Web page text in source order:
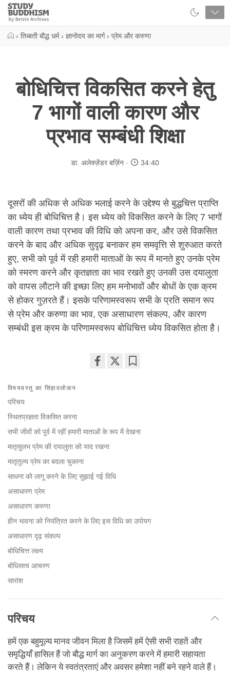
Close
Study
Buddhism
› तिब्बती बौद्ध धर्म › ज्ञानोदय का मार्ग › प्रेम और करुणा
बोधिचित्त विकसित करने हेतु
7 भागों वाली कारण और
प्रभाव सम्बंधी शिक्षा
डा. अलेक्ज़ेंडर बर्ज़िन 34:40
दूसरों की अधिक से अधिक भलाई करने के उद्देश्य से बुद्धचित्त प्राप्ति
का ध्येय ही बोधिचित्त है। इस ध्येय को विकसित करने के लिए 7 भागों
वाली कारण तथा प्रभाव की विधि को अपना कर, और उसे विकसित
करने के बाद और अधिक सुदृढ़ बनाकर हम समवृत्ति से शुरुआत करते
हुए, सभी को पूर्व में रही हमारी माताओं के रूप में मानते हुए उनके प्रेम
को स्मरण करने और कृतज्ञता का भाव रखते हुए उनकी उस दयालुता
को वापस लौटाने की इच्छा लिए हम मनोभावों और बोधों के एक क्रम
से होकर गुज़रते हैं। इसके परिणामस्वरूप सभी के प्रति समान रूप
से प्रेम और करुणा का भाव, एक असाधारण संकल्प, और कारण
सम्बंधी इस क्रम के परिणामस्वरूप बोधिचित्त ध्येय विकसित होता है।
विषयवस्तु का सिंहावलोकन
परिचय
स्थितप्रज्ञता विकसित करना
सभी जीवों को पूर्व में रहीं हमारी माताओं के रूप में देखना
मातृसुलभ प्रेम की दयालुता को याद रखना
मातृतुल्य प्रेम का बदला चुकाना
साधना को लागू करने के लिए सुझाई गई विधि
असाधारण प्रेम
असाधारण करुणा
हीन भावना को नियंत्रित करने के लिए इस विधि का उपोयग
असाधारण दृढ़ संकल्प
बोधिचित्त लक्ष्य
बोधिसत्व आचरण
सारांश
परिचय
हमें एक बहुमूल्य मानव जीवन मिला है जिसमें हमें ऐसी सभी राहतें और
समृद्धियाँ हासिल हैं जो बौद्ध मार्ग का अनुकरण करने में हमारी सहायता
करते हैं। लेकिन ये स्वतंत्रताएं और अवसर हमेशा नहीं बने रहने वाले हैं।